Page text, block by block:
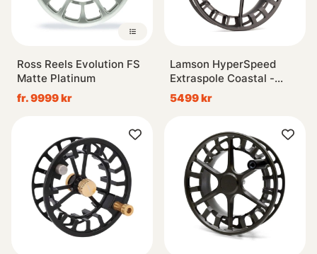
Ross Reels Evolution FS
Matte Platinum
fr. 9999 kr
Lamson HyperSpeed
Extraspole Coastal -
#7/9
5499 kr